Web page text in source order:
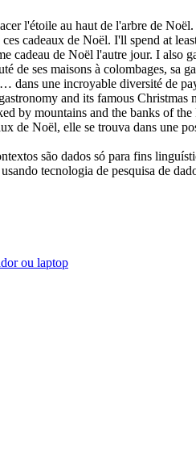
l'étoile au haut de l'arbre de Noël.
cadeaux de Noël. I'll spend at
cadeau de Noël l'autre jour. I also
de ses maisons à colombages, sa
dans une incroyable diversité de
and its famous Christmas
by mountains and the banks of
de Noël, elle se trouva dans une
são dados só para fins
tecnologia de pesquisa de
ou laptop